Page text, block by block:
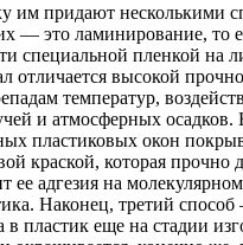
им придают несколькими
— это ламинирование, то
специальной пленкой на
отличается высокой
температур,
и атмосферных осадков.
пластиковых окон
краской, которая прочно
ее адгезия на
Наконец, третий
в пластик еще на стадии